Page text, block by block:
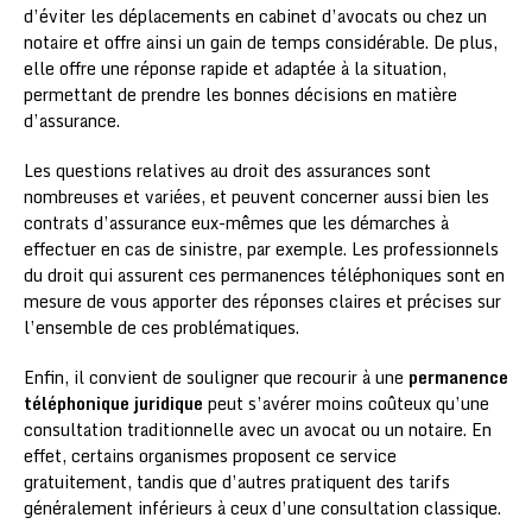
d’éviter les déplacements en cabinet d’avocats ou chez un
notaire et offre ainsi un gain de temps considérable. De plus,
elle offre une réponse rapide et adaptée à la situation,
permettant de prendre les bonnes décisions en matière
d’assurance.
Les questions relatives au droit des assurances sont
nombreuses et variées, et peuvent concerner aussi bien les
contrats d’assurance eux-mêmes que les démarches à
effectuer en cas de sinistre, par exemple. Les professionnels
du droit qui assurent ces permanences téléphoniques sont en
mesure de vous apporter des réponses claires et précises sur
l’ensemble de ces problématiques.
Enfin, il convient de souligner que recourir à une permanence
téléphonique juridique peut s’avérer moins coûteux qu’une
consultation traditionnelle avec un avocat ou un notaire. En
effet, certains organismes proposent ce service
gratuitement, tandis que d’autres pratiquent des tarifs
généralement inférieurs à ceux d’une consultation classique.